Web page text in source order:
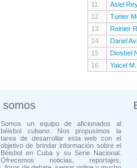
11
Asiel
12
Tunier
13
Reinier
14
Dariel
15
Diosbel
16
Yaicel
somos
Somos un equipo de aficionados al
béisbol cubano. Nos propusimos la
tarea de desarrollar esta web con el
objetivo de brindar información sobre el
Béisbol en Cuba y su Serie Nacional.
Ofrecemos noticias, reportajes,